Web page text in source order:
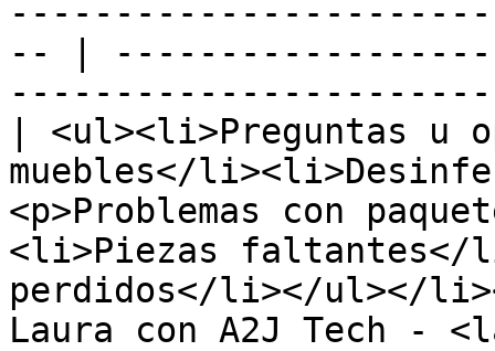
-- |
| <ul><li>Preguntas u
muebles</
<p>Problemas con
<li>Piezas faltantes</
perdidos</li></ul></
Laura con A2J Tech -